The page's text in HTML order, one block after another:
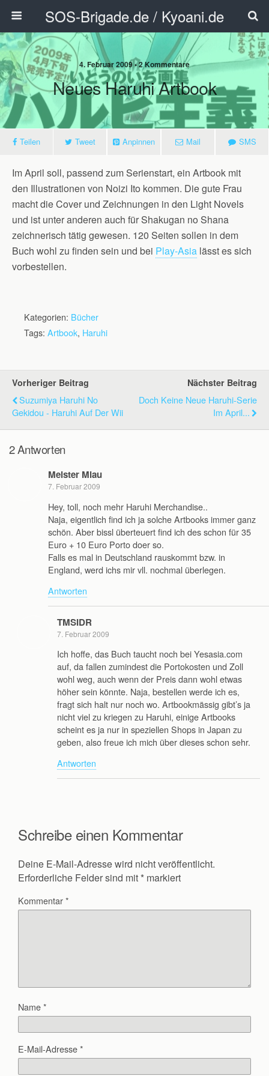
SOS-Brigade.de / Kyoani.de
4. Februar 2009 • 2 Kommentare
Neues Haruhi Artbook
Teilen Tweet Anpinnen Mail SMS
Im April soll, passend zum Serienstart, ein Artbook mit
den Illustrationen von Noizi Ito kommen. Die gute Frau
macht die Cover und Zeichnungen in den Light Novels
und ist unter anderen auch für Shakugan no Shana
zeichnerisch tätig gewesen. 120 Seiten sollen in dem
Buch wohl zu finden sein und bei Play-Asia lässt es sich
vorbestellen.
Kategorien: Bücher
Tags: Artbook, Haruhi
Vorheriger Beitrag
Suzumiya Haruhi No
Gekidou - Haruhi Auf Der Wii
Nächster Beitrag
Doch Keine Neue Haruhi-Serie
Im April...
2 Antworten
Meister Miau
7. Februar 2009
Hey, toll, noch mehr Haruhi Merchandise..
Naja, eigentlich find ich ja solche Artbooks immer ganz
schön. Aber bissl überteuert find ich des schon für 35
Euro + 10 Euro Porto doer so.
Falls es mal in Deutschland rauskommt bzw. in
England, werd ichs mir vll. nochmal überlegen.
Antworten
TMSIDR
7. Februar 2009
Ich hoffe, das Buch taucht noch bei Yesasia.com
auf, da fallen zumindest die Portokosten und Zoll
wohl weg, auch wenn der Preis dann wohl etwas
höher sein könnte. Naja, bestellen werde ich es,
fragt sich halt nur noch wo. Artbookmässig gibt’s ja
nicht viel zu kriegen zu Haruhi, einige Artbooks
scheint es ja nur in speziellen Shops in Japan zu
geben, also freue ich mich über dieses schon sehr.
Antworten
Schreibe einen Kommentar
Deine E-Mail-Adresse wird nicht veröffentlicht.
Erforderliche Felder sind mit * markiert
Kommentar*
Name*
E-Mail-Adresse*